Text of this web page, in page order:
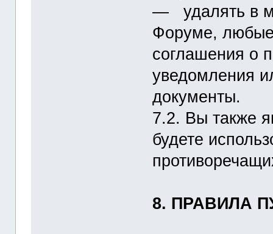
― удалять в
Форуме, любые
соглашения о
уведомления
документы.
7.2. Вы также
будете
8. ПРАВИЛА